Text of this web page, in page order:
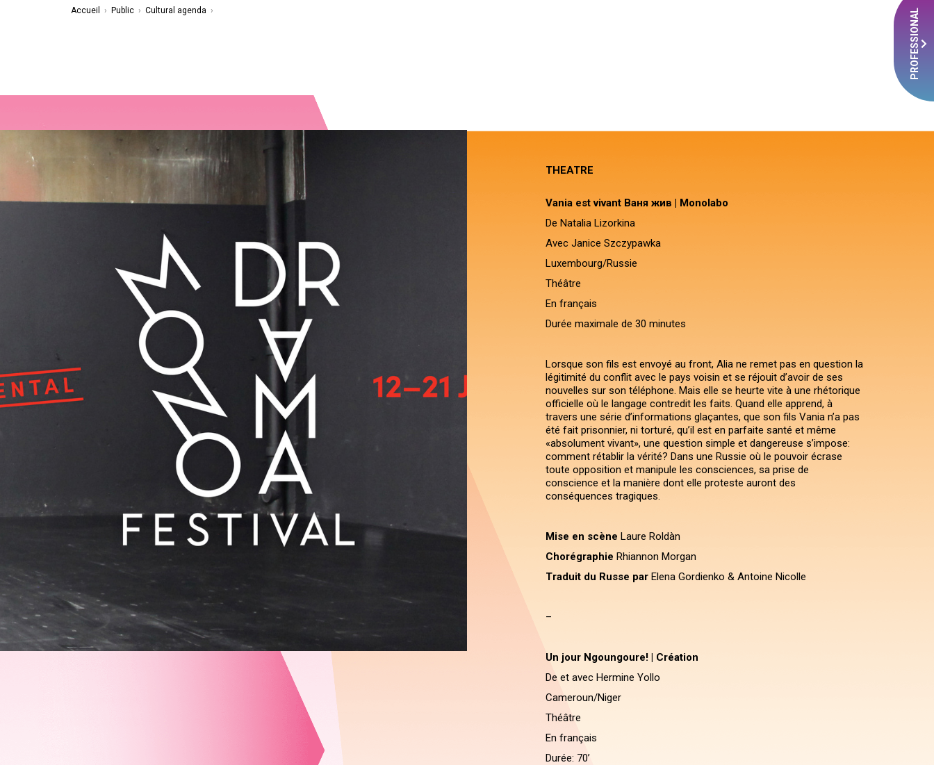
PROFESSIONAL
Accueil › Public › Cultural agenda ›
THEATRE
Vania est vivant Ваня жив | Monolabo
De Natalia Lizorkina
Avec Janice Szczypawka
Luxembourg/Russie
Théâtre
En français
Durée maximale de 30 minutes
Lorsque son fils est envoyé au front, Alia ne remet pas en question la
légitimité du conflit avec le pays voisin et se réjouit d’avoir de ses
nouvelles sur son téléphone. Mais elle se heurte vite à une rhétorique
officielle où le langage contredit les faits. Quand elle apprend, à
travers une série d’informations glaçantes, que son fils Vania n’a pas
été fait prisonnier, ni torturé, qu’il est en parfaite santé et même
«absolument vivant», une question simple et dangereuse s’impose:
comment rétablir la vérité? Dans une Russie où le pouvoir écrase
toute opposition et manipule les consciences, sa prise de
conscience et la manière dont elle proteste auront des
conséquences tragiques.
Mise en scène Laure Roldàn
Chorégraphie Rhiannon Morgan
Traduit du Russe parElena Gordienko & Antoine Nicolle
–
Un jour Ngoungoure! | Création
De et avec Hermine Yollo
Cameroun/Niger
Théâtre
En français
Durée: 70’